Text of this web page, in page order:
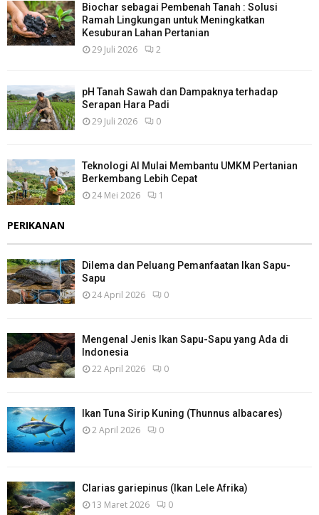
Biochar sebagai Pembenah Tanah : Solusi
Ramah Lingkungan untuk Meningkatkan
Kesuburan Lahan Pertanian
29 Juli 2026 2
pH Tanah Sawah dan Dampaknya terhadap
Serapan Hara Padi
29 Juli 2026 0
Teknologi AI Mulai Membantu UMKM Pertanian
Berkembang Lebih Cepat
24 Mei 2026 1
PERIKANAN
Dilema dan Peluang Pemanfaatan Ikan Sapu-
Sapu
24 April 2026 0
Mengenal Jenis Ikan Sapu-Sapu yang Ada di
Indonesia
22 April 2026 0
Ikan Tuna Sirip Kuning (Thunnus albacares)
2 April 2026 0
Clarias gariepinus (Ikan Lele Afrika)
13 Maret 2026 0